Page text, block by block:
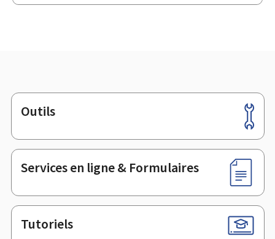
Pied
de
page
Outils
Services en ligne & Formulaires
Tutoriels